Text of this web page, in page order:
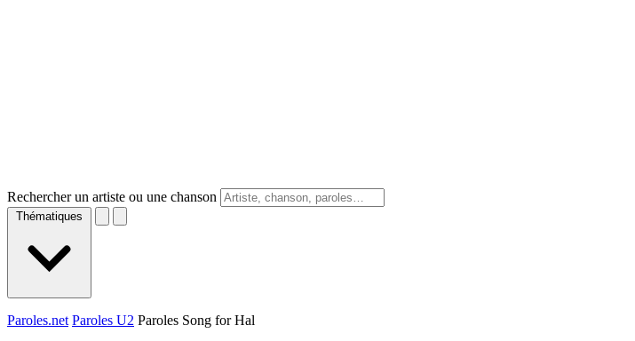
Rechercher un artiste ou une chanson
Thématiques
Paroles.net Paroles U2 Paroles Song for Hal